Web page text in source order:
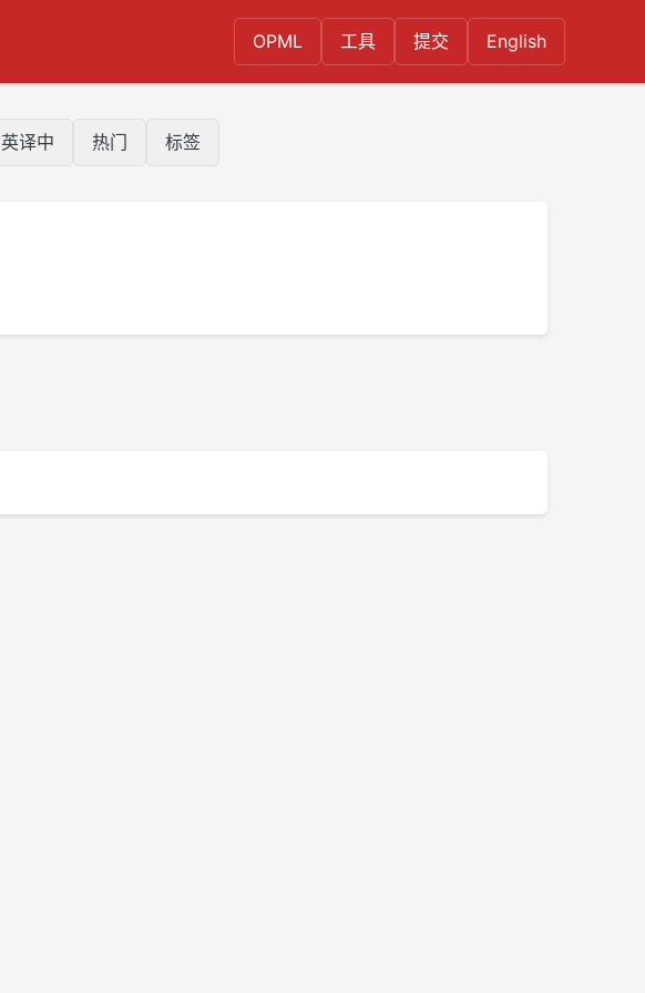
OPML 工具 提交 English
英译中 热门 标签